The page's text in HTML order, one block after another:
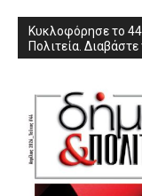
Κυκλοφόρησε το
Πολιτεία. Διαβάστε